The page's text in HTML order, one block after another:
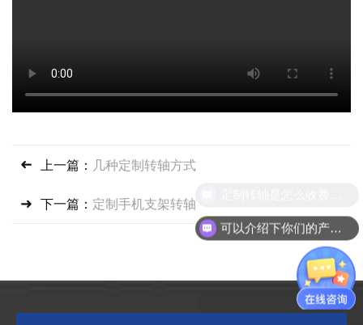
上一篇： 几种定制转轴方式
下一篇： 定制手机支架转轴
可以介绍下你们的产品么？